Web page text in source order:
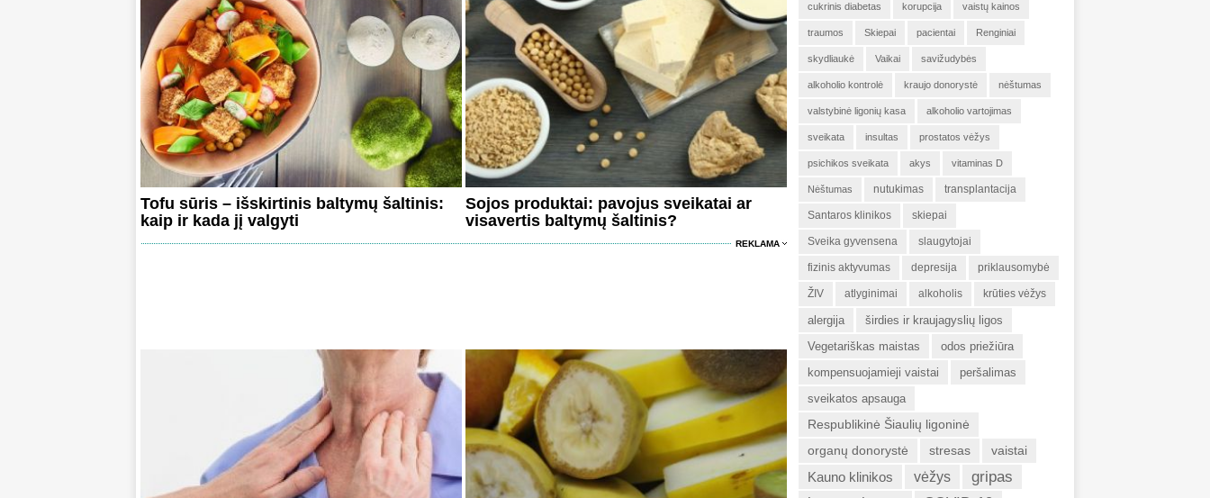
Tofu sūris – išskirtinis baltymų šaltinis:
kaip ir kada jį valgyti
Sojos produktai: pavojus sveikatai ar
visavertis baltymų šaltinis?
REKLAMA
cukrinis diabetas korupcija vaistų kainos
traumos Skiepai pacientai Renginiai
skydliaukė Vaikai savižudybės
alkoholio kontrolė kraujo donorystė nėštumas
valstybinė ligonių kasa alkoholio vartojimas
sveikata insultas prostatos vėžys
psichikos sveikata akys vitaminas D
Nėštumas nutukimas transplantacija
Santaros klinikos skiepai
Sveika gyvensena slaugytojai
fizinis aktyvumas depresija priklausomybė
ŽIV atlyginimai alkoholis krūties vėžys
alergija
širdies ir kraujagyslių ligos
Vegetariškas maistas
odos priežiūra
kompensuojamieji vaistai
peršalimas
sveikatos apsauga
Respublikinė Šiaulių ligoninė
organų donorystė
stresas vaistai
Kauno klinikos vėžys
gripas